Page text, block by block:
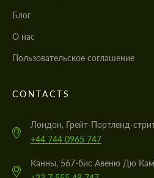
Блог
О нас
Пользовательское соглашение
CONTACTS
Лондон, Грейт-Портленд-
+44 744 0965 747
Канны, 567-бис Авеню Дю